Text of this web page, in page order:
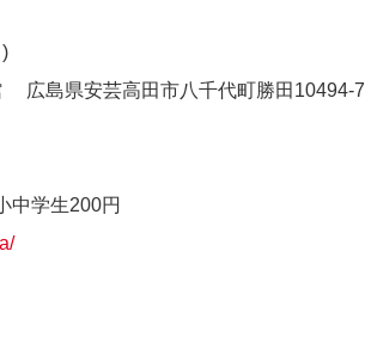
広島県安芸高田市八千代町勝田10494-7
中学生200円